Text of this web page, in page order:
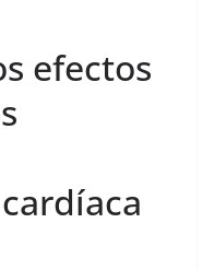
efectos